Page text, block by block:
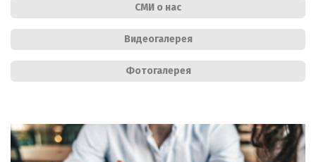
СМИ о нас
Видеогалерея
Фотогалерея